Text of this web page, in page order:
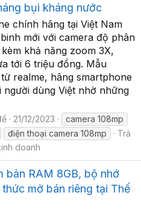
bụi kháng nước
chính hãng tại Việt Nam
mới với camera độ phân
khả năng zoom 3X,
tới 6 triệu đồng. Mẫu
realme, hãng smartphone
dùng Việt nhờ những
21/12/2023
camera 108mp
điện thoại camera 108mp
Trả
doanh
bản RAM 8GB, bộ nhớ
mở bán riêng tại Thế